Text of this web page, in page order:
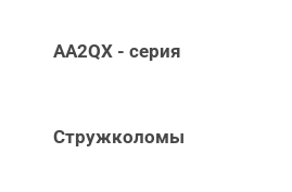
AA2QX - серия
Стружколомы